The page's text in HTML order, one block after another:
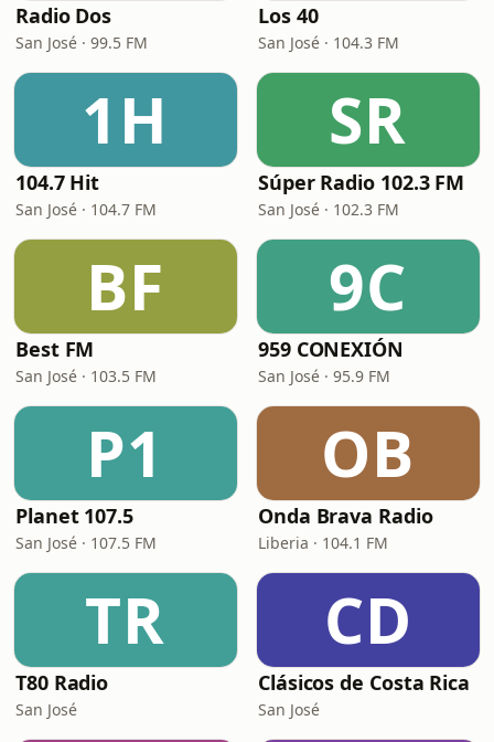
Radio Dos
San José · 99.5 FM
Los 40
San José · 104.3 FM
1H
104.7 Hit
San José · 104.7 FM
SR
Súper Radio 102.3 FM
San José · 102.3 FM
BF
Best FM
San José · 103.5 FM
9C
959 CONEXIÓN
San José · 95.9 FM
P1
Planet 107.5
San José · 107.5 FM
OB
Onda Brava Radio
Liberia · 104.1 FM
TR
T80 Radio
San José
CD
Clásicos de Costa Rica
San José